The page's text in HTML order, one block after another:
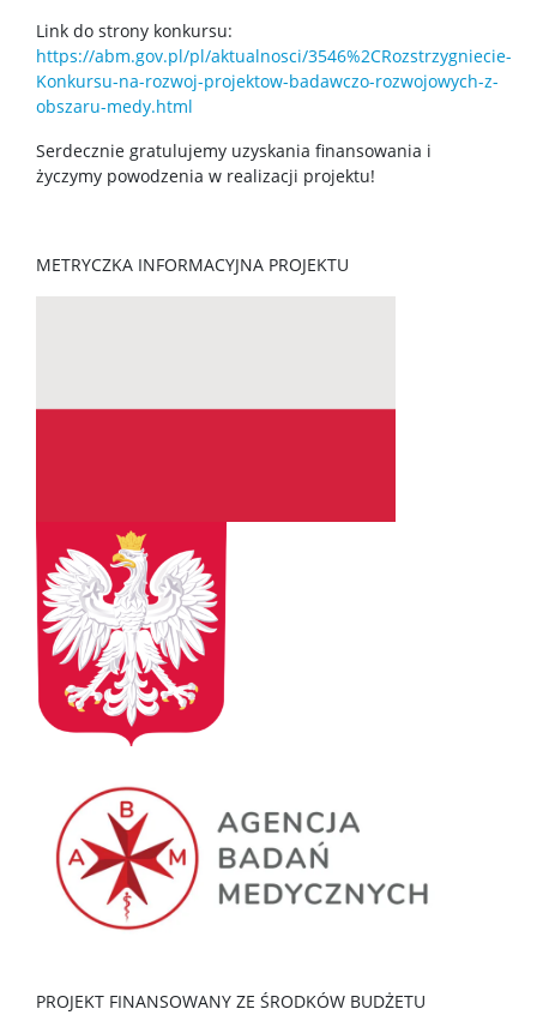
Link do strony konkursu:
https://abm.gov.pl/pl/aktualnosci/3546%2CRozstrzygniecie-
Konkursu-na-rozwoj-projektow-badawczo-rozwojowych-z-
obszaru-medy.html
Serdecznie gratulujemy uzyskania finansowania i
życzymy powodzenia w realizacji projektu!
METRYCZKA INFORMACYJNA PROJEKTU
PROJEKT FINANSOWANY ZE ŚRODKÓW BUDŻETU